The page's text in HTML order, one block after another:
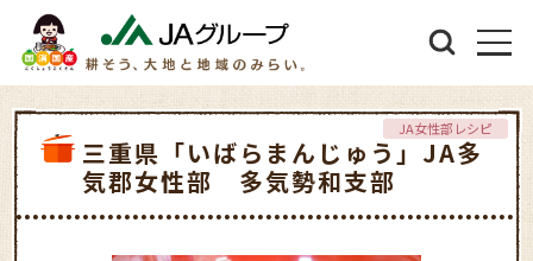
三重県「いばらまんじゅう」JA多
気郡女性部 多気勢和支部
JA女性部レシピ